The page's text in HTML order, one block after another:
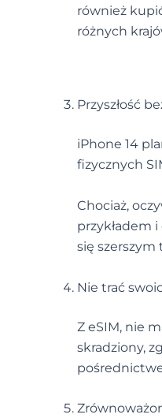
również
różnych
Przyszłość
iPhone 14
fizycznych
Chociaż,
przykładem
się
Nie trać
Z eSIM, nie
skradziony,